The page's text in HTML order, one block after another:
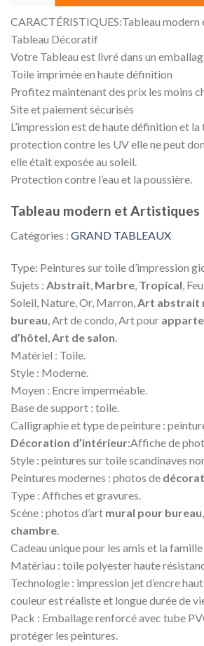
CARACTÉRISTIQUES:Tableau
Tableau Décoratif
Votre Tableau est livré dans un
Toile imprimée en haute définition
Profitez maintenant des prix les moins
Site et paiement sécurisés
L’impression est de haute définition et la
protection contre les UV elle ne peut
elle était exposée au soleil.
Protection contre l’eau et la poussière.
Tableau modern et Artistiques
Catégories : GRAND TABLEAUX
Type: Peintures sur toile d’impression
Sujets : Abstrait Marbre Tropical ,
Soleil, Nature, Or, Marron, Art abstrait
bureau , Art de condo, Art pour
d’hôtel Art de salon
Matériel : Toile.
Style : Moderne.
Moyen : Encre imperméable.
Base de support : toile.
Calligraphie et type de peinture :
Décoration d’intérieur:Affiche de
Style : peintures sur toile scandinaves
Peintures modernes : photos de
Type : Affiches et gravures.
Scène : photos d’art mural pour bureau
chambre
Cadeau unique pour les amis et la famille
Matériau : toile polyester haute
Technologie : impression jet d’encre
couleur est réaliste et longue durée de
Pack : Emballage renforcé avec tube
protéger les peintures.